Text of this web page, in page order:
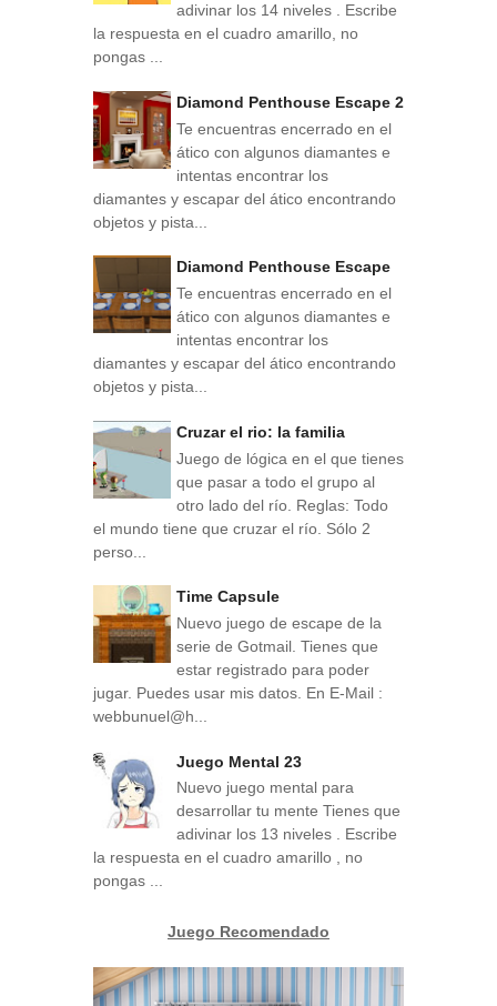
adivinar los 14 niveles . Escribe
la respuesta en el cuadro amarillo, no
pongas ...
Diamond Penthouse Escape 2
Te encuentras encerrado en el
ático con algunos diamantes e
intentas encontrar los
diamantes y escapar del ático encontrando
objetos y pista...
Diamond Penthouse Escape
Te encuentras encerrado en el
ático con algunos diamantes e
intentas encontrar los
diamantes y escapar del ático encontrando
objetos y pista...
Cruzar el rio: la familia
Juego de lógica en el que tienes
que pasar a todo el grupo al
otro lado del río. Reglas: Todo
el mundo tiene que cruzar el río. Sólo 2
perso...
Time Capsule
Nuevo juego de escape de la
serie de Gotmail. Tienes que
estar registrado para poder
jugar. Puedes usar mis datos. En E-Mail :
webbunuel@h...
Juego Mental 23
Nuevo juego mental para
desarrollar tu mente Tienes que
adivinar los 13 niveles . Escribe
la respuesta en el cuadro amarillo , no
pongas ...
Juego Recomendado